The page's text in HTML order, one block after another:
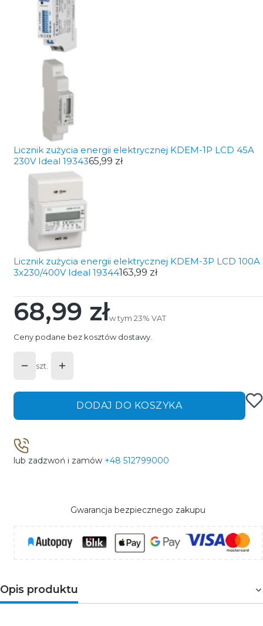
Licznik zużycia energii elektrycznej KDEM-1P LCD 45A
230V Ideal 1934365,99 zł
Licznik zużycia energii elektrycznej KDEM-3P LCD 100A
3x230/400V Ideal 19344163,99 zł
Cena
68,99 złw tym 23% VAT
w tym 23% VAT
Ceny podane bez kosztów dostawy.
szt.
DODAJ DO KOSZYKA
lub zadzwoń i zamów +48 512799000
Gwarancja bezpiecznego zakupu
Opis produktu